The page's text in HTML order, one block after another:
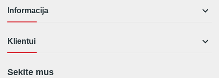
Informacija 
Klientui 
Sekite mus